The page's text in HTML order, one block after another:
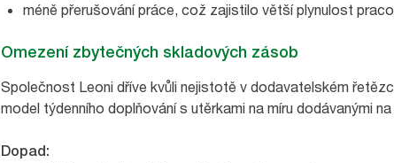
méně přerušování práce, což zajistilo větší plynulost
Omezení zbytečných skladových zásob
Společnost Leoni dříve kvůli nejistotě v dodavatelském
model týdenního doplňování s utěrkami na míru dodávanými
Dopad: